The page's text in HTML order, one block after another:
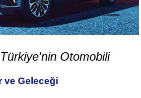
Otomobili
ve Geleceği